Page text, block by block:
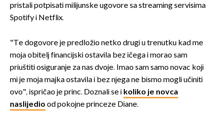
pristali potpisati milijunske ugovore sa streaming servisima
Spotify i Netflix.
"Te dogovore je predložio netko drugi u trenutku kad me
moja obitelj financijski ostavila bez ičega i morao sam
priuštiti osiguranje za nas dvoje. Imao sam samo novac koji
mi je moja majka ostavila i bez njega ne bismo mogli učiniti
ovo", ispričao je princ. Doznali se i koliko je novca
naslijedio od pokojne princeze Diane.